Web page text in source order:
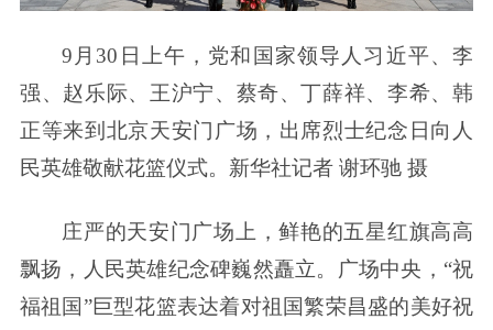
9月30日上午，党和国家领导人习近平、李
强、赵乐际、王沪宁、蔡奇、丁薛祥、李希、韩
正等来到北京天安门广场，出席烈士纪念日向人
民英雄敬献花篮仪式。新华社记者 谢环驰 摄
庄严的天安门广场上，鲜艳的五星红旗高高
飘扬，人民英雄纪念碑巍然矗立。广场中央，“祝
福祖国”巨型花篮表达着对祖国繁荣昌盛的美好祝